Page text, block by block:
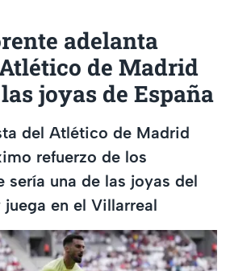
adelanta
de Madrid
joyas de España
del Atlético de Madrid
refuerzo de los
sería una de las joyas del
en el Villarreal